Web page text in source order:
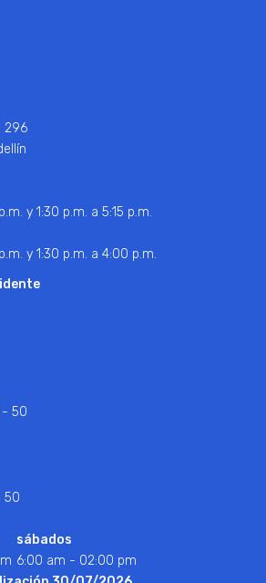
296
y 1:30 p.m. a 5:15 p.m.
y 1:30 p.m. a 4:00 p.m.
- 50
50
sábados
6:00 am - 02:00 pm